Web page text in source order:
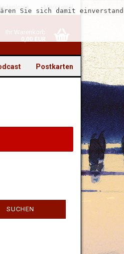
Merkzettel
Ihr Warenkorb
0,00 EUR
Sie sich damit
Postkarten
SUCHEN